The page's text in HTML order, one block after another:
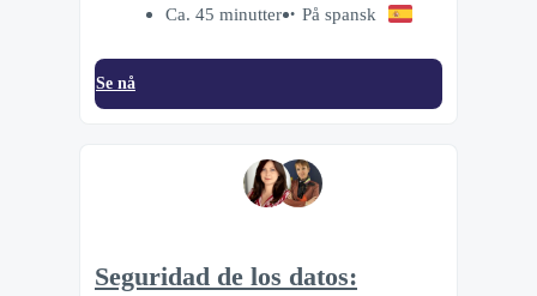
Ca. 45 minutter På spansk
Se nå
Seguridad de los datos: